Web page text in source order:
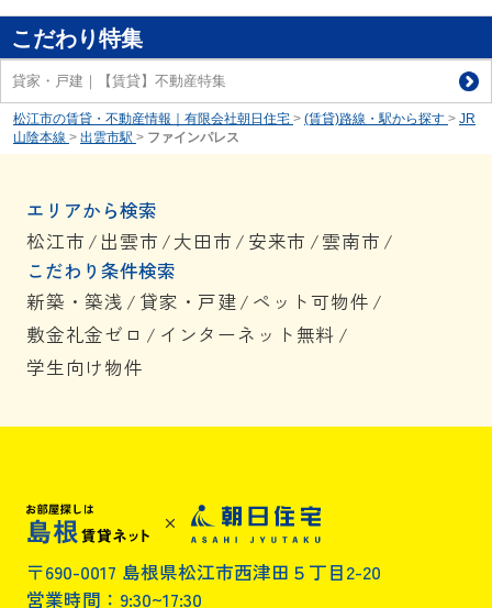
こだわり特集
貸家・戸建｜【賃貸】不動産特集
松江市の賃貸・不動産情報｜有限会社朝日住宅 > (賃貸)路線・駅から探す > JR
山陰本線 > 出雲市駅 > ファインパレス
エリアから検索
松江市 / 出雲市 /大田市 / 安来市 /雲南市 /
こだわり条件検索
新築・築浅 / 貸家・戸建/ ペット可物件 /
敷金礼金ゼロ / インターネット無料 /
学生向け物件
〒690-0017 島根県松江市西津田５丁目2-20
営業時間：9:30~17:30